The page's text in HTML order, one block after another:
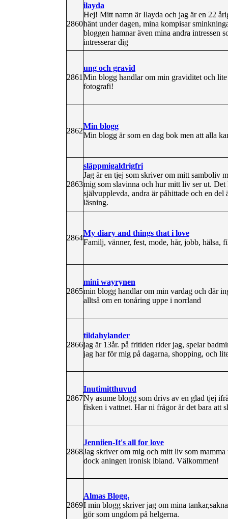
2860
ilayda
Hej! Mitt namn är Ilayda och jag är en 22
hänt under dagen, mina kompisar
bloggen hamnar även mina andra intressen
intresserar dig
2861
ung och gravid
Min blogg handlar om min graviditet och
fotografi!
2862
Min blogg
Min blogg är som en dag bok men att alla
2863
släppmigaldrigfri
Jag är en tjej som skriver om mitt samboliv
mig som slavinna och hur mitt liv ser ut.
självupplevda, andra är påhittade och en
läsning.
2864
My diary and things that i love
Familj, vänner, fest, mode, hår, jobb, hälsa,
2865
mini wayrynen
min blogg handlar om min vardag och där
alltså om en tonåring uppe i norrland
2866
tildahylander
jag är 13år. på fritiden rider jag, spelar
jag har för mig på dagarna, shopping, och
2867
Inutimitthuvud
Ny asume blogg som drivs av en glad tjej
fisken i vattnet. Har ni frågor är det bara att
2868
Jenniien-It's all for love
Jag skriver om mig och mitt liv som
dock aningen ironisk ibland. Välkommen!
2869
Almas Blogg.
I min blogg skriver jag om mina
gör som ungdom på helgerna.